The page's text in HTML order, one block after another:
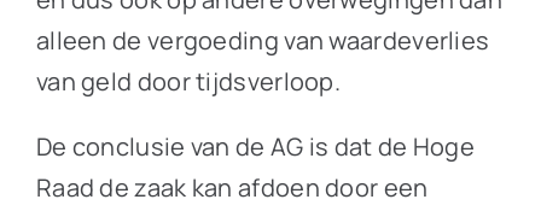
alleen de vergoeding van waardeverlies
van geld door tijdsverloop.
De conclusie van de AG is dat de Hoge
Raad de zaak kan afdoen door een